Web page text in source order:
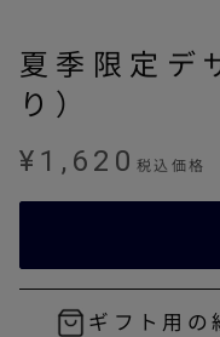
夏季限定デ
り）
セール価格
¥1,620 税込価格
ギフト用の